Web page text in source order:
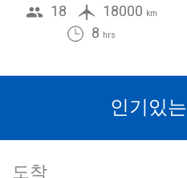
18 18000 km
8 hrs
인기있
도착